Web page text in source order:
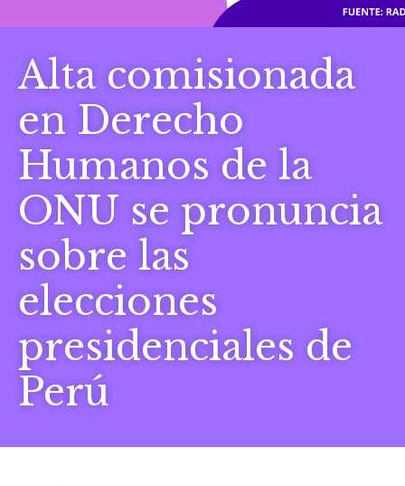
Alta comisionada
en Derecho
Humanos de la
ONU se pronuncia
sobre las
elecciones
presidenciales de
Perú